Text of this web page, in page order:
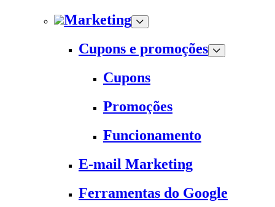
Marketing
Cupons e promoções
Cupons
Promoções
Funcionamento
E-mail Marketing
Ferramentas do Google